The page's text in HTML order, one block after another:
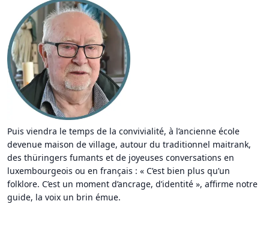
Puis viendra le temps de la convivialité, à l’ancienne école
devenue maison de village, autour du traditionnel maitrank,
des thüringers fumants et de joyeuses conversations en
luxembourgeois ou en français : « C’est bien plus qu’un
folklore. C’est un moment d’ancrage, d’identité », affirme notre
guide, la voix un brin émue.